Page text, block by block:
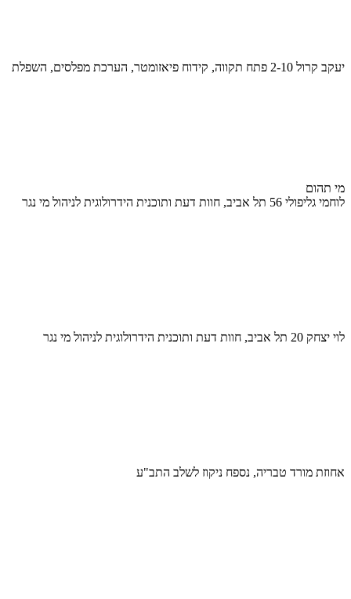
יעקב קרול 2-10 פתח תקווה, קידוח פיאזומטר, הערכת מפלסים, השפלת
מי תהום
לוחמי גליפולי 56 תל אביב, חוות דעת ותוכנית הידרולוגית לניהול מי נגר
לוי יצחק 20 תל אביב, חוות דעת ותוכנית הידרולוגית לניהול מי נגר
אחוזת מורד טבריה, נספח ניקוז לשלב התב"ע